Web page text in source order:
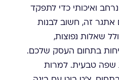
ואיכותי כדי לתפקד
אתגר זה, חשוב לבנות
שאלות נפוצות,
בתחום העסק שלכם.
שפה טבעית. למרות